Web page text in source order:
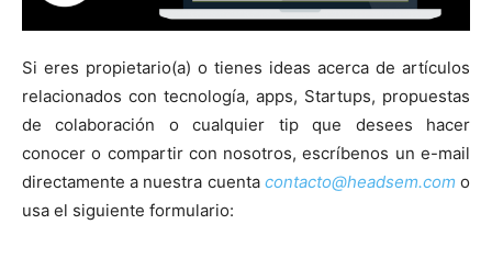
Si eres propietario(a) o tienes ideas acerca de artículos
relacionados con tecnología, apps, Startups, propuestas
de colaboración o cualquier tip que desees hacer
conocer o compartir con nosotros, escríbenos un e-mail
directamente a nuestra cuenta contacto@headsem.com o
usa el siguiente formulario: